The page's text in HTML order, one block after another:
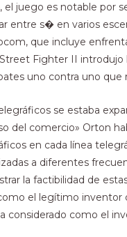
el juego es notable por
entre s� en varios
que incluye
Fighter II
uno contra uno
se estaba
del comercio» Orton
en cada línea
a diferentes
la factibilidad de
el legítimo inventor
considerado como el